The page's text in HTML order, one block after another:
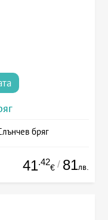
бряг
41.42
€ / 81лв.